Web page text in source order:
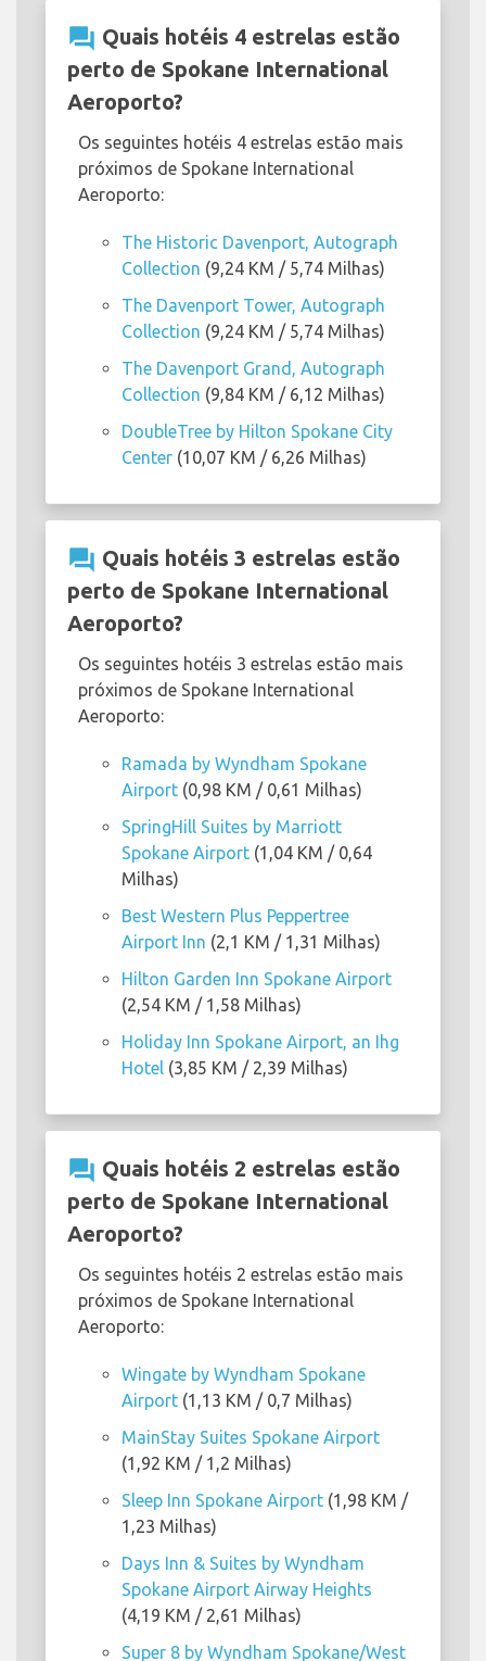
question_answer Quais hotéis 4 estrelas estão
perto de Spokane International
Aeroporto?
Os seguintes hotéis 4 estrelas estão mais
próximos de Spokane International
Aeroporto:
The Historic Davenport, Autograph
Collection (9,24 KM / 5,74 Milhas)
The Davenport Tower, Autograph
Collection (9,24 KM / 5,74 Milhas)
The Davenport Grand, Autograph
Collection (9,84 KM / 6,12 Milhas)
DoubleTree by Hilton Spokane City
Center (10,07 KM / 6,26 Milhas)
question_answer Quais hotéis 3 estrelas estão
perto de Spokane International
Aeroporto?
Os seguintes hotéis 3 estrelas estão mais
próximos de Spokane International
Aeroporto:
Ramada by Wyndham Spokane
Airport (0,98 KM / 0,61 Milhas)
SpringHill Suites by Marriott
Spokane Airport (1,04 KM / 0,64
Milhas)
Best Western Plus Peppertree
Airport Inn (2,1 KM / 1,31 Milhas)
Hilton Garden Inn Spokane Airport
(2,54 KM / 1,58 Milhas)
Holiday Inn Spokane Airport, an Ihg
Hotel (3,85 KM / 2,39 Milhas)
question_answer Quais hotéis 2 estrelas estão
perto de Spokane International
Aeroporto?
Os seguintes hotéis 2 estrelas estão mais
próximos de Spokane International
Aeroporto:
Wingate by Wyndham Spokane
Airport (1,13 KM / 0,7 Milhas)
MainStay Suites Spokane Airport
(1,92 KM / 1,2 Milhas)
Sleep Inn Spokane Airport (1,98 KM /
1,23 Milhas)
Days Inn & Suites by Wyndham
Spokane Airport Airway Heights
(4,19 KM / 2,61 Milhas)
Super 8 by Wyndham Spokane/West